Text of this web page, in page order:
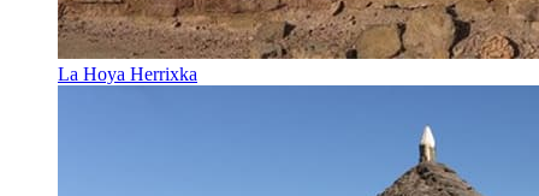
La Hoya Herrixka